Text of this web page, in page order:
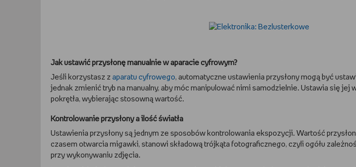
Jak ustawić przysłonę manualnie w aparacie cyfrowym?
Jeśli korzystasz z aparatu cyfrowego, automatyczne ustawienia przysłony mogą być
jednak zmienić tryb na manualny, aby móc manipulować nimi samodzielnie. Ustawia się jej
pokrętła, wybierając stosowną wartość.
Kontrolowanie przysłony a ilość światła
Ustawienia przysłony są jednym ze sposobów kontrolowania ekspozycji. Wartość
czasem otwarcia migawki, stanowi składową trójkąta fotograficznego, czyli ogółu
przy wykonywaniu zdjęcia.